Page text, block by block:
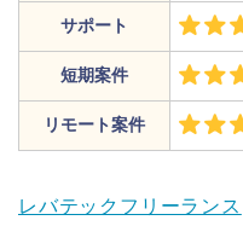
サポート
短期案件
リモート案件
レバテックフリーランス